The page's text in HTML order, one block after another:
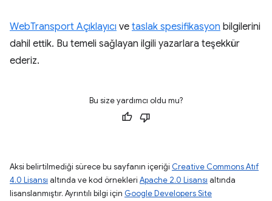
WebTransport Açıklayıcı ve taslak spesifikasyon bilgilerini
dahil ettik. Bu temeli sağlayan ilgili yazarlara teşekkür
ederiz.
Bu size yardımcı oldu mu?
Aksi belirtilmediği sürece bu sayfanın içeriği Creative Commons Atıf
4.0 Lisansı altında ve kod örnekleri Apache 2.0 Lisansı altında
lisanslanmıştır. Ayrıntılı bilgi için Google Developers Site